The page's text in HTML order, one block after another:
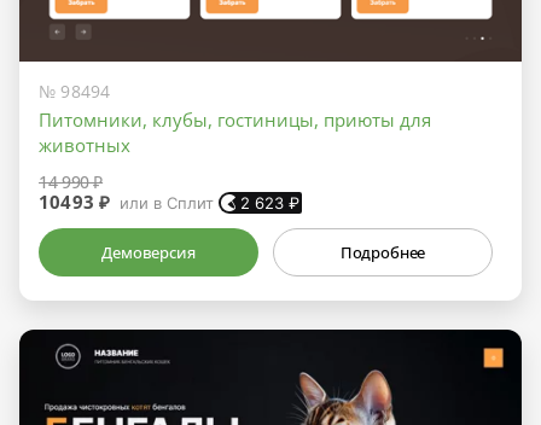
№ 98494
Питомники, клубы, гостиницы, приюты для
животных
14 990 ₽
10493 ₽ или в Сплит 2 623 ₽
Демоверсия Подробнее